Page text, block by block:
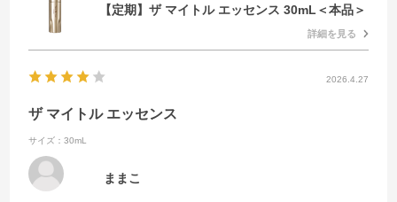
【定期】ザ マイトル エッセンス 30mL＜本品＞
詳細を見る
2026.4.27
ザ マイトル エッセンス
サイズ：30mL
ままこ